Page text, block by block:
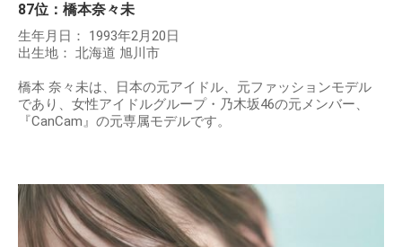
87位：橋本奈々未
生年月日： 1993年2月20日
出生地： 北海道 旭川市
橋本 奈々未は、日本の元アイドル、元ファッションモデル
であり、女性アイドルグループ・乃木坂46の元メンバー、
『CanCam』の元専属モデルです。